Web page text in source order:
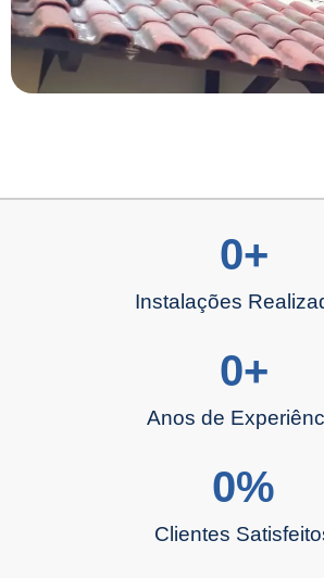
Instalações
0+
Anos de
0+
Clientes
0%